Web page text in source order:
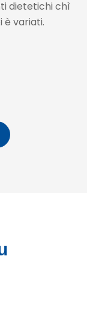
dietetichi chì
è variati.